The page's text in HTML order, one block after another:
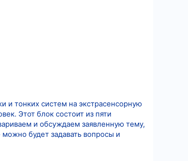
и тонких систем на экстрасенсорную
Этот блок состоит из пяти
и обсуждаем заявленную тему,
будет задавать вопросы и